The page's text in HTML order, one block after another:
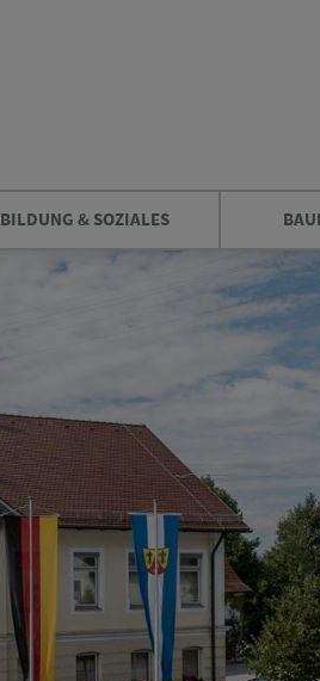
BILDUNG & SOZIALES